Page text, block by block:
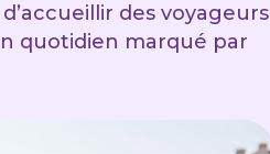
des voyageurs
quotidien marqué par